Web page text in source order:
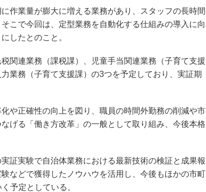
作業量が膨大に増える業務があり、スタッフの長時間
こで今回は、定型業務を自動化する仕組みの導入に向
したとのこと。
関連業務（課税課）、児童手当関連業務（子育て支援
業務（子育て支援課）の3つを予定しており、実証期
や正確性の向上を図り、職員の時間外勤務の削減や市
げる「働き方改革」の一般として取り組み、今後本格
証実験で自治体業務における最新技術の検証と成果報
などで獲得したノウハウを活用し、今後もほかの市町
予定としている。